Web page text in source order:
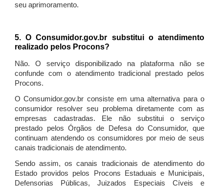
seu aprimoramento.
5. O Consumidor.gov.br substitui o atendimento
realizado pelos Procons?
Não. O serviço disponibilizado na plataforma não se
confunde com o atendimento tradicional prestado pelos
Procons.
O Consumidor.gov.br consiste em uma alternativa para o
consumidor resolver seu problema diretamente com as
empresas cadastradas. Ele não substitui o serviço
prestado pelos Órgãos de Defesa do Consumidor, que
continuam atendendo os consumidores por meio de seus
canais tradicionais de atendimento.
Sendo assim, os canais tradicionais de atendimento do
Estado providos pelos Procons Estaduais e Municipais,
Defensorias Públicas, Juizados Especiais Cíveis e